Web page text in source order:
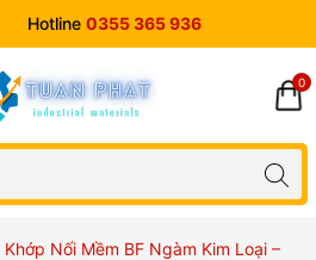
Hotline 0355 365 936
0
Khớp Nối Mềm BF Ngàm Kim Loại –